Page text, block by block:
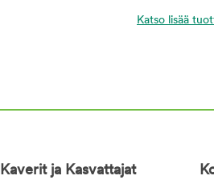
Katso lisää
Kaverit ja Kasvattajat